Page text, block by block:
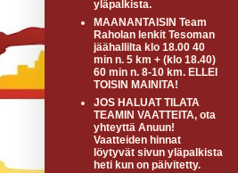
yläpalkista.
MAANANTAISIN Team
Raholan lenkit Tesoman
jäähallilta klo 18.00 40
min n. 5 km + (klo 18.40)
60 min n. 8-10 km. ELLEI
TOISIN MAINITA!
JOS HALUAT TILATA
TEAMIN VAATTEITA, ota
yhteyttä Anuun!
Vaatteiden hinnat
löytyvät sivun yläpalkista
heti kun on päivitetty.